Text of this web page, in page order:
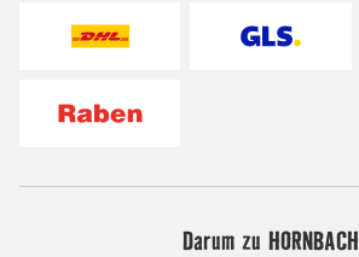
Darum zu HORNBACH